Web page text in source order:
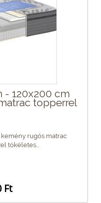
- 120x200 cm
topperrel
rugós matrac
tökéletes...
Ft